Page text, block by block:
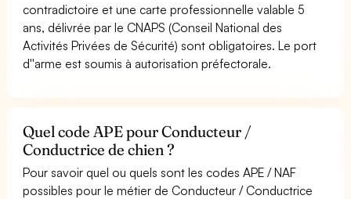
contradictoire et une carte professionnelle valable 5
ans, délivrée par le CNAPS (Conseil National des
Activités Privées de Sécurité) sont obligatoires. Le port
d''arme est soumis à autorisation préfectorale.
Quel code APE pour Conducteur /
Conductrice de chien ?
Pour savoir quel ou quels sont les codes APE / NAF
possibles pour le métier de Conducteur / Conductrice